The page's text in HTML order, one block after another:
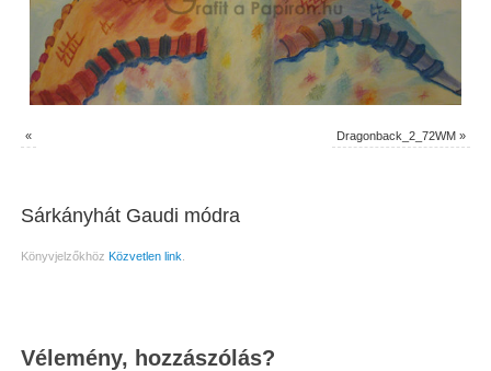
« Dragonback_2_72WM »
Sárkányhát Gaudi módra
Könyvjelzőkhöz Közvetlen link
Vélemény, hozzászólás?